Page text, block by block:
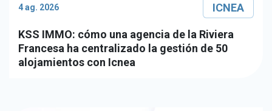
4 ag. 2026 ICNEA
KSS IMMO: cómo una agencia de la Riviera
Francesa ha centralizado la gestión de 50
alojamientos con Icnea